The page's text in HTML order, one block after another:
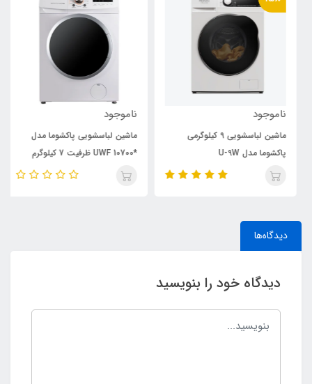
ناموجود
ماشین لباسشویی 9 کیلوگرمی
پاکشوما مدل U-9W
ناموجود
ماشین لباسشویی پاکشوما مدل
دیدگاه‌ها
دیدگاه خود را بنویسید